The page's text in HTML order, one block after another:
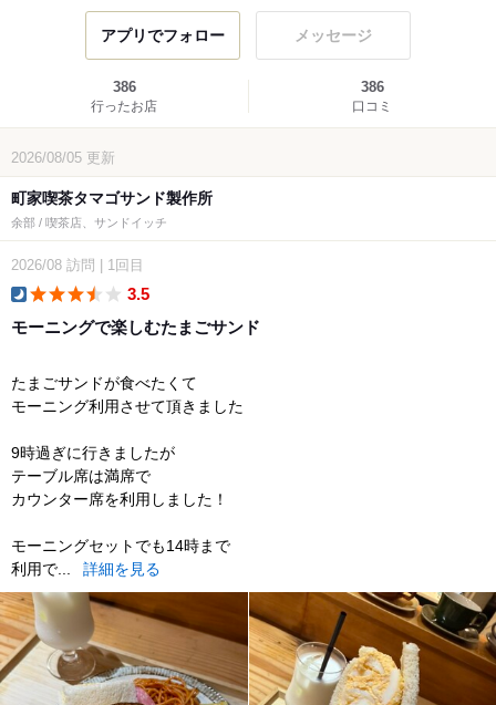
アプリでフォロー メッセージ
386
行ったお店
386
口コミ
2026/08/05 更新
町家喫茶タマゴサンド製作所
余部 / 喫茶店、サンドイッチ
2026/08 訪問 1回目
3.5
モーニングで楽しむたまごサンド
たまごサンドが食べたくて
モーニング利用させて頂きました
9時過ぎに行きましたが
テーブル席は満席で
カウンター席を利用しました！
モーニングセットでも14時まで
利用で...
詳細を見る